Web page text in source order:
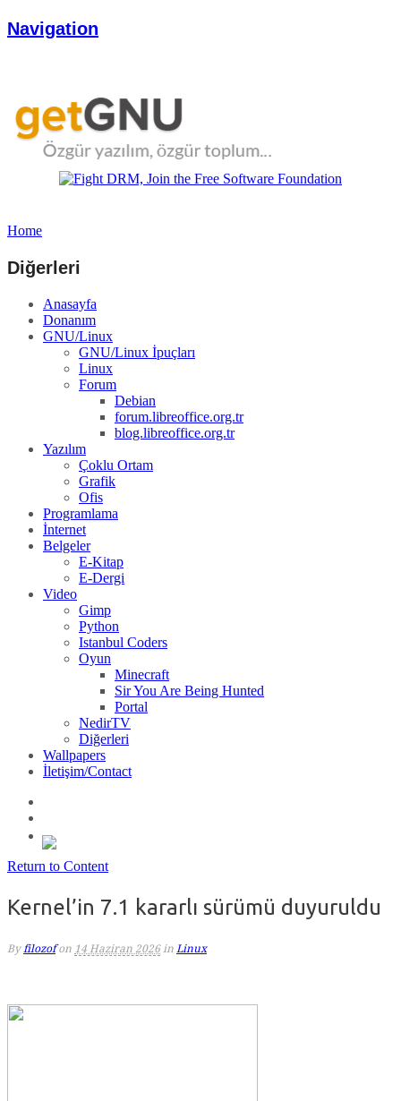
Navigation
Home
Diğerleri
Anasayfa
Donanım
GNU/Linux
GNU/Linux İpuçları
Linux
Forum
Debian
forum.libreoffice.org.tr
blog.libreoffice.org.tr
Yazılım
Çoklu Ortam
Grafik
Ofis
Programlama
İnternet
Belgeler
E-Kitap
E-Dergi
Video
Gimp
Python
Istanbul Coders
Oyun
Minecraft
Sir You Are Being Hunted
Portal
NedirTV
Diğerleri
Wallpapers
İletişim/Contact
Return to Content
Kernel’in 7.1 kararlı sürümü duyuruldu
By filozof on 14 Haziran 2026 in Linux